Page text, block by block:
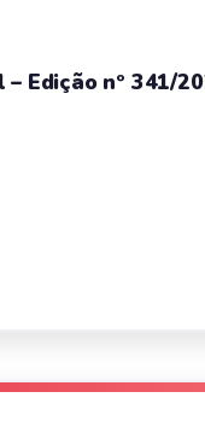
Edição nº 341/